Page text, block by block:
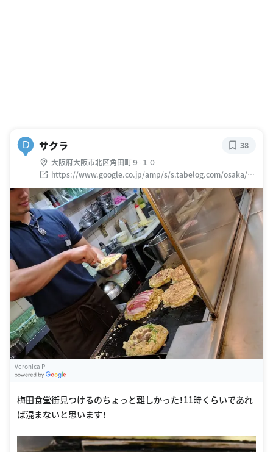
D サクラ
大阪府大阪市北区角田町９-１０
https://www.google.co.jp/amp/s/s.tabelog.com/osaka/A2
701/A270101/27006469/top_amp/
38
Veronica P
梅田食堂街見つけるのちょっと難しかった！11時くらいであれ
ば混まないと思います！